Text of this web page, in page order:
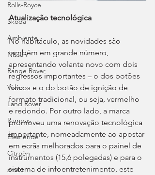
Rolls-Royce
Skoda
Ambiente
Nissan
Range Rover
Volvo
Land Rover
Rampas
Efeméride
Citroën
smart
Atualização tecnológica
No habitáculo, as novidades são
também em grande número,
apresentando volante novo com dois
regressos importantes – o dos botões
físicos e o do botão de ignição de
formato tradicional, ou seja, vermelho
e redondo. Por outro lado, a marca
promoveu uma renovação tecnológica
importante, nomeadamente ao apostar
em ecrãs melhorados para o painel de
instrumentos (15,6 polegadas) e para o
sistema de infoentretenimento, este